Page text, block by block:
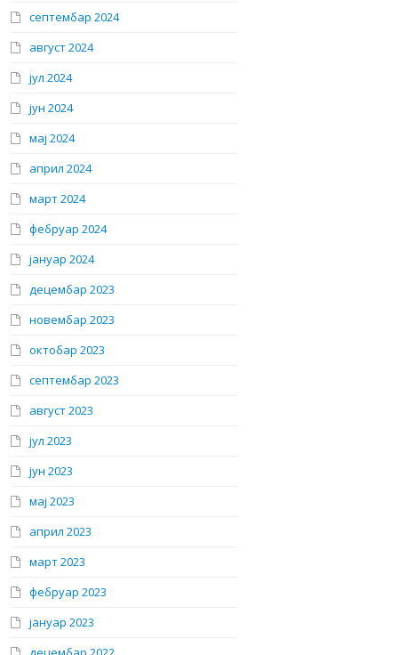
септембар 2024
август 2024
јул 2024
јун 2024
мај 2024
април 2024
март 2024
фебруар 2024
јануар 2024
децембар 2023
новембар 2023
октобар 2023
септембар 2023
август 2023
јул 2023
јун 2023
мај 2023
април 2023
март 2023
фебруар 2023
јануар 2023